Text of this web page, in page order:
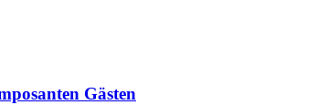
Gästen